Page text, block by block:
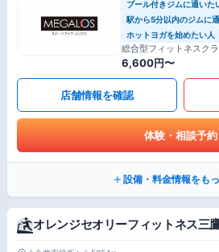
プール付きジムに通いた
駅から5分以内のジムに
ホットヨガを始めたい人
総合型フィットネスク
6,600円〜
店舗情報を確認
体験・相談予約
設備・料金情報をも
オレンジセオリーフィットネス三